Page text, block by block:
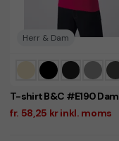
Herr & Dam
T-shirt B&C #E190 Dam
fr. 58,25 kr inkl. moms